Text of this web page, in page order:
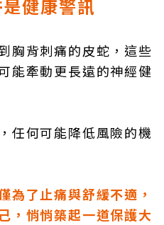
健康警訊
胸背刺痛的皮蛇，這些
能牽動更長遠的神經健
任何可能降低風險的機
為了止痛與舒緩不適，
，悄悄築起一道保護大